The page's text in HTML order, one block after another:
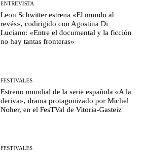
ENTREVISTA
Leon Schwitter estrena «El mundo al
revés», codirigido con Agostina Di
Luciano: «Entre el documental y la ficción
no hay tantas fronteras»
FESTIVALES
Estreno mundial de la serie española «A la
deriva», drama protagonizado por Michel
Noher, en el FesTVal de Vitoria-Gasteiz
FESTIVALES